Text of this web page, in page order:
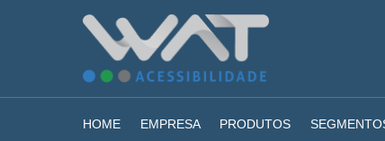
HOME EMPRESA PRODUTOS